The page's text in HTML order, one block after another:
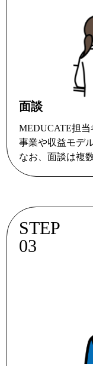
面談
MEDUCATE担当
事業や収益モデ
なお、面談は複
STEP
03